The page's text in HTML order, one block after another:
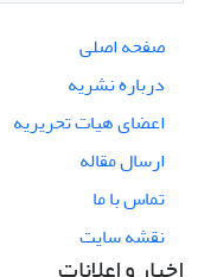
صفحه اصلی
درباره نشریه
اعضای هیات تحریریه
ارسال مقاله
تماس با ما
نقشه سایت